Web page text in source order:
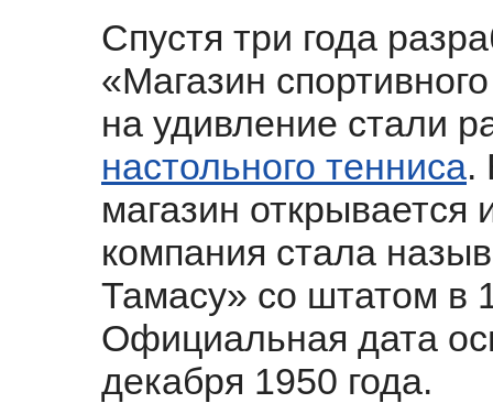
Спустя три года
«Магазин
на удивление стали
настольного тенниса.
магазин открывается
компания стала
Тамасу» со штатом в
Официальная дата
декабря 1950 года.